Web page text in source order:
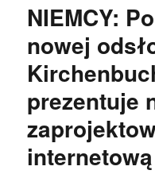
NIEMCY:
nowej
prezentuje
internetową